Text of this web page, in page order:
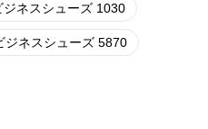
ジネスシューズ 1030
ジネスシューズ 5870